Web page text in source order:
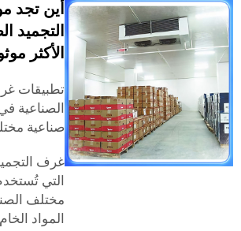
أين تجد موردي
التجميد الصناعية
الأكثر موثوقية
تطبيقات غرف التجميد
الصناعية في مجالات
صناعية مختلفة
غرف التجميد الصناعية
التي تُستخدم من قبل
مختلف الصناعات
المواد الخام والمنتجات